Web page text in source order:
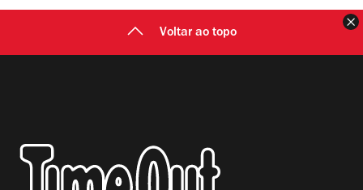
Voltar ao topo